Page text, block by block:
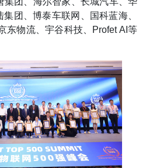
团、博泰车联网、国科蓝海、
东物流、宇谷科技、Profet AI等